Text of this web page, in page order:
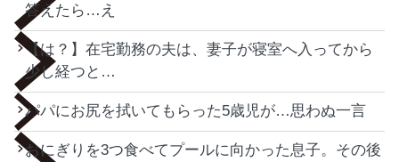
答えたら…え
【は？】在宅勤務の夫は、妻子が寝室へ入ってから
少し経つと…
パパにお尻を拭いてもらった5歳児が…思わぬ一言
おにぎりを3つ食べてプールに向かった息子。その後